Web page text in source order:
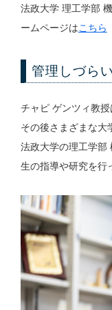
法政大学 理工学部
ームページはこちら
管理しづら
チャピ ゲンツィ教授
その後さまざまな大
法政大学の理工学部
生の指導や研究を行